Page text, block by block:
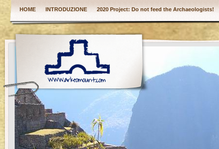
HOME INTRODUZIONE 2020 Project: Do not feed the Archaeologists!